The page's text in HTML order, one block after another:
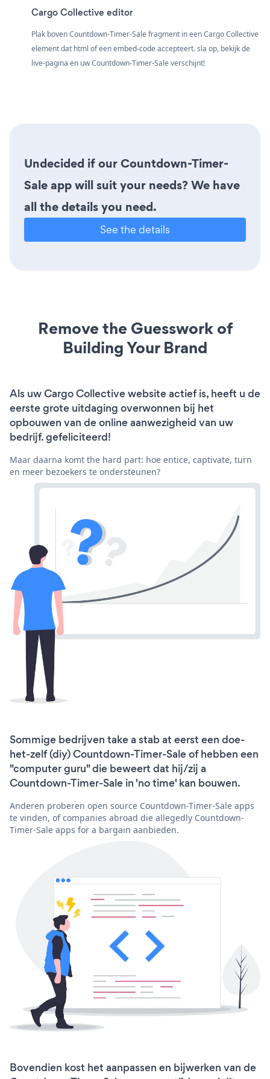
Cargo Collective editor
Plak boven Countdown-Timer-Sale fragment in een Cargo Collective
element dat html of een embed-code accepteert. sla op, bekijk de
live-pagina en uw Countdown-Timer-Sale verschijnt!
Undecided if our Countdown-Timer-
Sale app will suit your needs? We have
all the details you need.
See the details
Remove the Guesswork of
Building Your Brand
Als uw Cargo Collective website actief is, heeft u de
eerste grote uitdaging overwonnen bij het
opbouwen van de online aanwezigheid van uw
bedrijf. gefeliciteerd!
Maar daarna komt the hard part: hoe entice, captivate, turn
en meer bezoekers te ondersteunen?
Sommige bedrijven take a stab at eerst een doe-
het-zelf (diy) Countdown-Timer-Sale of hebben een
"computer guru" die beweert dat hij/zij a
Countdown-Timer-Sale in 'no time' kan bouwen.
Anderen proberen open source Countdown-Timer-Sale apps
te vinden, of companies abroad die allegedly Countdown-
Timer-Sale apps for a bargain aanbieden.
Bovendien kost het aanpassen en bijwerken van de